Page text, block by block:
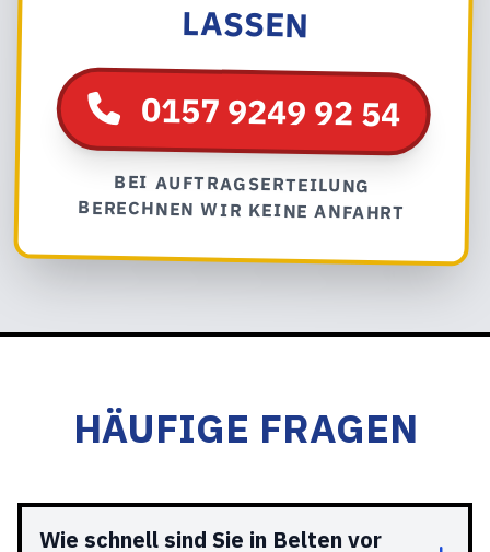
LASSEN
0157 9249 92 54
BEI AUFTRAGSERTEILUNG
BERECHNEN WIR KEINE ANFAHRT
HÄUFIGE FRAGEN
Wie schnell sind Sie in Belten vor